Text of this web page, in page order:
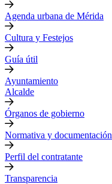
Agenda urbana de Mérida
Cultura y Festejos
Guía útil
Ayuntamiento
Alcalde
Órganos de gobierno
Normativa y documentación
Perfil del contratante
Transparencia